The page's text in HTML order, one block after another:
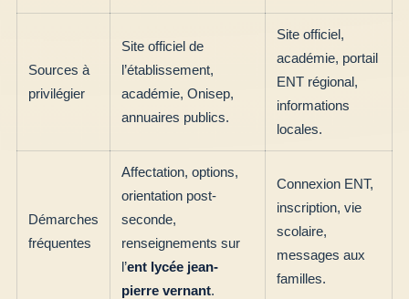
Sources à
privilégier
Site officiel de
l’établissement,
académie, Onisep,
annuaires publics.
Site officiel,
académie, portail
ENT régional,
informations
locales.
Démarches
fréquentes
Affectation, options,
orientation post-
seconde,
renseignements sur
l’ent lycée jean-
pierre vernant.
Connexion ENT,
inscription, vie
scolaire,
messages aux
familles.